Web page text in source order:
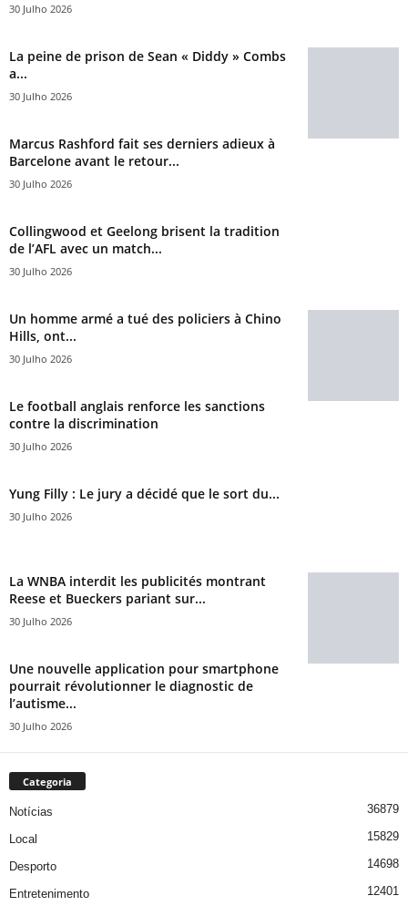
30 Julho 2026
La peine de prison de Sean « Diddy » Combs
a...
30 Julho 2026
Marcus Rashford fait ses derniers adieux à
Barcelone avant le retour...
30 Julho 2026
Collingwood et Geelong brisent la tradition
de l’AFL avec un match...
30 Julho 2026
Un homme armé a tué des policiers à Chino
Hills, ont...
30 Julho 2026
Le football anglais renforce les sanctions
contre la discrimination
30 Julho 2026
Yung Filly : Le jury a décidé que le sort du...
30 Julho 2026
La WNBA interdit les publicités montrant
Reese et Bueckers pariant sur...
30 Julho 2026
Une nouvelle application pour smartphone
pourrait révolutionner le diagnostic de
l’autisme...
30 Julho 2026
Categoria
Notícias 36879
Local 15829
Desporto 14698
Entretenimento 12401